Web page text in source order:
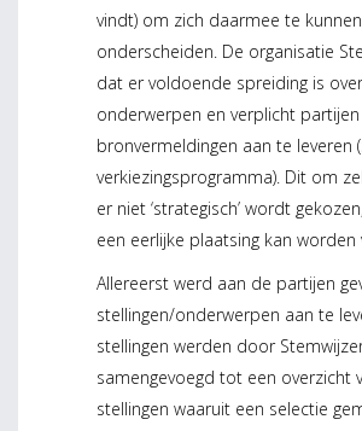
vindt) om zich daarmee te kunnen
onderscheiden. De organisatie
dat er voldoende spreiding is
onderwerpen en verplicht
bronvermeldingen aan te leveren
verkiezingsprogramma). Dit om
er niet ‘strategisch’ wordt
een eerlijke plaatsing kan worden
Allereerst werd aan de partijen
stellingen/onderwerpen aan te
stellingen werden door
samengevoegd tot een overzicht
stellingen waaruit een selectie